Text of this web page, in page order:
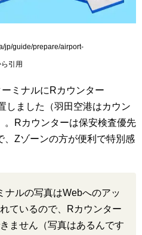
jp/guide/prepare/airport-
引用
ミナルにRカウンター
しました（羽田空港はカウン
。Rカウンターは保安検査優先
、Zゾーンの方が便利で特別感
ナルの写真はWebへのアッ
ているので、Rカウンター
ません（写真はあるんです